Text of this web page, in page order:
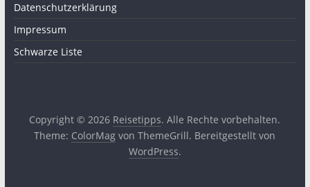
Datenschutzerklärung
Impressum
Schwarze Liste
Copyright © 2026 Reisetipps. Alle Rechte vorbehalten.
Theme: ColorMag von ThemeGrill. Bereitgestellt von
WordPress.